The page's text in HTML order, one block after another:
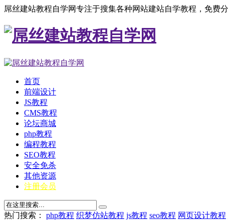
屌丝建站教程自学网专注于搜集各种网站建站自学教程，免费
首页
前端设计
JS教程
CMS教程
论坛商城
php教程
编程教程
SEO教程
安全免杀
其他资源
注册会员
热门搜索： php教程 织梦仿站教程 js教程 seo教程 网页设计教程